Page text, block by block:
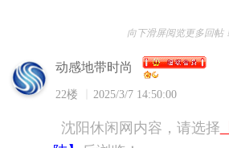
向下滑屏阅览更多回帖
动感地带时尚
22楼 2025/3/7 14:50:00
沈阳休闲网内容，请选择